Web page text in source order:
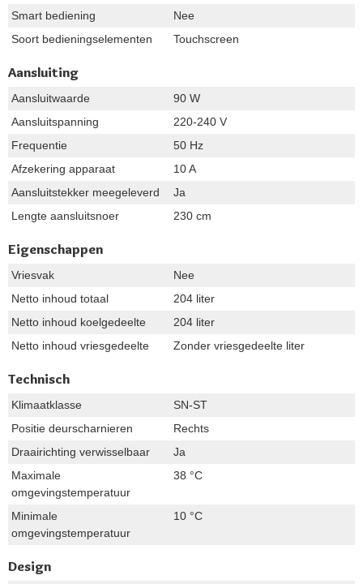
Smart bediening
Nee
Soort bedieningselementen
Touchscreen
Aansluiting
Aansluitwaarde
90 W
Aansluitspanning
220-240 V
Frequentie
50 Hz
Afzekering apparaat
10 A
Aansluitstekker meegeleverd
Ja
Lengte aansluitsnoer
230 cm
Eigenschappen
Vriesvak
Nee
Netto inhoud totaal
204 liter
Netto inhoud koelgedeelte
204 liter
Netto inhoud vriesgedeelte
Zonder vriesgedeelte liter
Technisch
Klimaatklasse
SN-ST
Positie deurscharnieren
Rechts
Draairichting verwisselbaar
Ja
Maximale
omgevingstemperatuur
38 °C
Minimale
omgevingstemperatuur
10 °C
Design